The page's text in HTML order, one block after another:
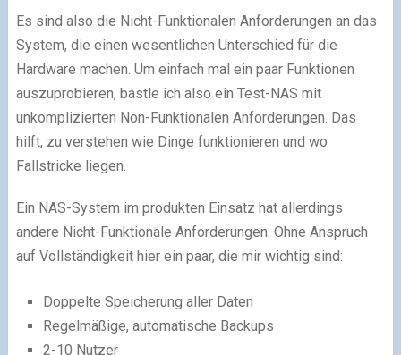
Es sind also die Nicht-Funktionalen Anforderungen an das
System, die einen wesentlichen Unterschied für die
Hardware machen. Um einfach mal ein paar Funktionen
auszuprobieren, bastle ich also ein Test-NAS mit
unkomplizierten Non-Funktionalen Anforderungen. Das
hilft, zu verstehen wie Dinge funktionieren und wo
Fallstricke liegen.
Ein NAS-System im produkten Einsatz hat allerdings
andere Nicht-Funktionale Anforderungen. Ohne Anspruch
auf Vollständigkeit hier ein paar, die mir wichtig sind:
Doppelte Speicherung aller Daten
Regelmäßige, automatische Backups
2-10 Nutzer